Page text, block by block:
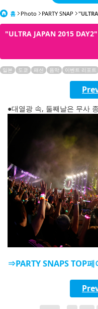
홈 Photo PARTY SNAP
"ULTRA JAPAN 2015
일본 도쿄 패션 음악 이벤트 리포트
●대열광 속, 둘째날은 무사
⇒PARTY SNAPS TOP페